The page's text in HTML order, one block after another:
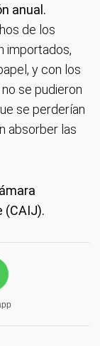
anual.
de los
importados,
y con los
se pudieron
se perderían
absorber las
(CAIJ).